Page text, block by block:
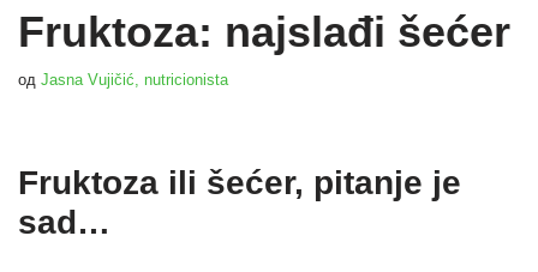
Fruktoza: najslađi šećer
од Jasna Vujičić, nutricionista
Fruktoza ili šećer, pitanje je
sad…